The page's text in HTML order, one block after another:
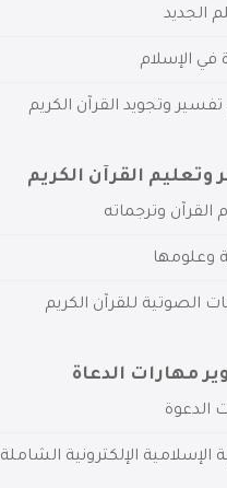
الجديد
في الإسلام
وتجويد القرآن الكريم
وتعليم القرآن الكريم
القرآن وترجماته
وعلومها
الصوتية للقرآن الكريم
مهارات الدعاة
الدعوة
الإسلامية الإلكترونية الشاملة